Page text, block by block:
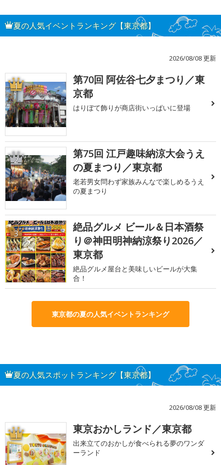
夏の人気イベントランキング【東京都】
2026/08/08 更新
1
第70回 阿佐谷七夕まつり／東
京都
はりぼて飾りが商店街いっぱいに登場
2
第75回 江戸趣味納涼大会うえ
の夏まつり／東京都
老若男女問わず家族みんなで楽しめるうえ
の夏まつり
3
絶品グルメ ビール＆日本酒祭
り＠神田明神納涼祭り2026／
東京都
絶品グルメ屋台と美味しいビールが大集
合！
東京都の夏の人気イベントランキング
夏の人気スポットランキング【東京都】
2026/08/08 更新
1 東京おかしランド／東京都
出来立てのおかしが食べられる夢のワンダ
ーランド